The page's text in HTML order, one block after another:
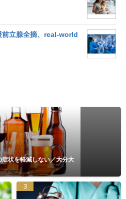
立腺全摘、real-world
状を軽減しない／大分大
3